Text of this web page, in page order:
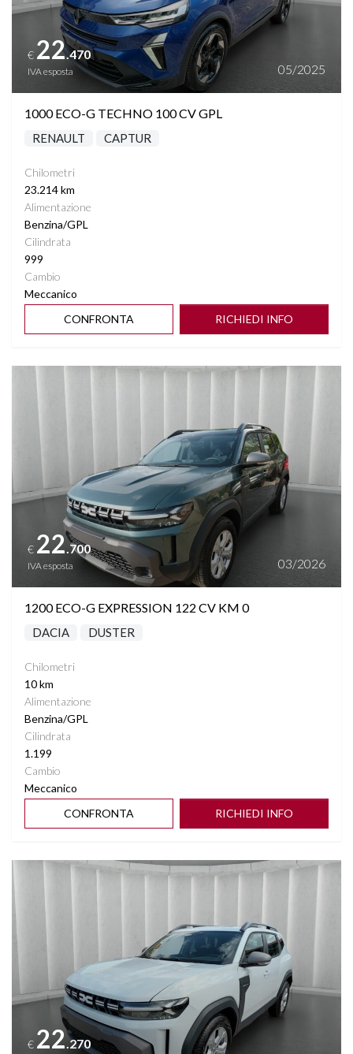
€ 22.470
IVA esposta 05/2025
1000 ECO-G TECHNO 100 CV GPL
RENAULT CAPTUR
Chilometri
23.214 km
Alimentazione
Benzina/GPL
Cilindrata
999
Cambio
Meccanico
CONFRONTA
RICHIEDI INFO
Vedi dettagli
€ 22.700
IVA esposta 03/2026
1200 ECO-G EXPRESSION 122 CV KM 0
DACIA DUSTER
Chilometri
10 km
Alimentazione
Benzina/GPL
Cilindrata
1.199
Cambio
Meccanico
CONFRONTA
RICHIEDI INFO
Vedi dettagli
€ 22 .270